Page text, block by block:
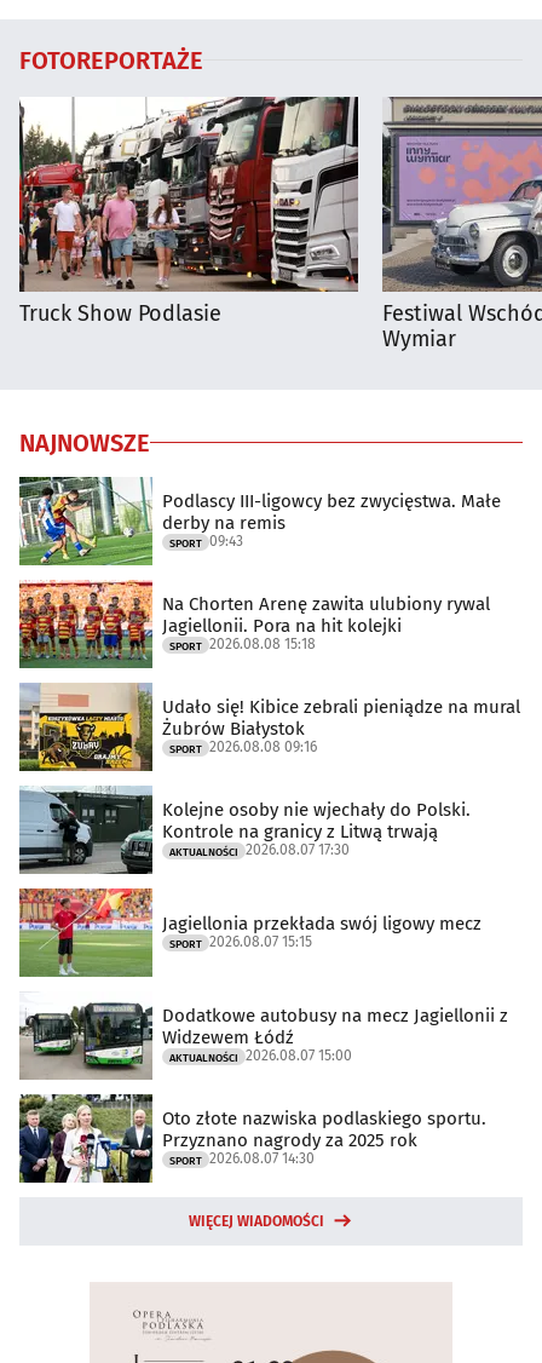
FOTOREPORTAŻE
Truck Show Podlasie
Festiwal
Wymiar
NAJNOWSZE
Podlascy III-ligowcy bez zwycięstwa. Małe
derby na remis
SPORT 09:43
Na Chorten Arenę zawita ulubiony rywal
Jagiellonii. Pora na hit kolejki
SPORT 2026.08.08 15:18
Udało się! Kibice zebrali pieniądze na mural
Żubrów Białystok
SPORT 2026.08.08 09:16
Kolejne osoby nie wjechały do Polski.
Kontrole na granicy z Litwą trwają
AKTUALNOŚCI 2026.08.07 17:30
Jagiellonia przekłada swój ligowy mecz
SPORT 2026.08.07 15:15
Dodatkowe autobusy na mecz Jagiellonii z
Widzewem Łódź
AKTUALNOŚCI 2026.08.07 15:00
Oto złote nazwiska podlaskiego sportu.
Przyznano nagrody za 2025 rok
SPORT 2026.08.07 14:30
WIĘCEJ WIADOMOŚCI